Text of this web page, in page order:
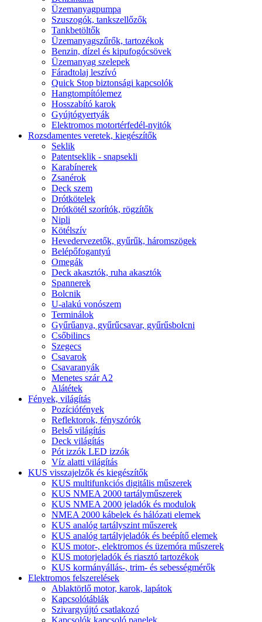
Üzemanyagpumpa
Szuszogók, tankszellőzők
Tankbetöltők
Üzemanyagszűrők, tartozékok
Benzin, dízel és kipufogócsövek
Üzemanyag szelepek
Fáradtolaj leszívó
Quick Stop biztonsági kapcsolók
Hangtompítólemez
Hosszabító karok
Gyújtógyertyák
Elektromos motortérfedél-nyitók
Rozsdamentes veretek, kiegészítők
Seklik
Patentseklik - snapsekli
Karabínerek
Zsanérok
Deck szem
Drótkötelek
Drótkötél szorítók, rögzítők
Nipli
Kötélszív
Hevedervezetők, gyűrűk, háromszögek
Belépőfogantyú
Omegák
Deck akasztók, ruha akasztók
Spannerek
Bolcnik
U-alakú vonószem
Terminálok
Gyűrűanya, gyűrűcsavar, gyűrűsbolcni
Csőbilincs
Szegecs
Csavarok
Csavaranyák
Menetes szár A2
Alátétek
Fények, világítás
Pozíciófények
Reflektorok, fényszórók
Belső világítás
Deck világítás
Pót izzók LED izzók
Víz alatti világítás
KUS visszajelzők és kiegészítők
KUS multifunkciós digitális műszerek
KUS NMEA 2000 tartályműszerek
KUS NMEA 2000 jeladók és modulok
NMEA 2000 kábelek és hálózati elemek
KUS analóg tartályszint műszerek
KUS analóg tartályjeladók és beépítő elemek
KUS motor-, elektromos és üzemóra műszerek
KUS motorjeladók és riasztó tartozékok
KUS kormányállás-, trim- és sebességmérők
Elektromos felszerelések
Ablaktörlő motor, karok, lapátok
Kapcsolótáblák
Szivargyújtó csatlakozó